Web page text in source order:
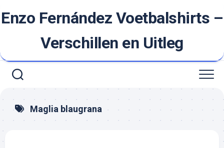
naar
Enzo Fernández Voetbalshirts –
Verschillen en Uitleg
Maglia blaugrana